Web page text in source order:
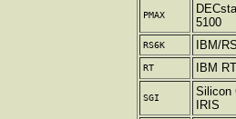
PMAX
5100
RS6K IBM/
RT IBM RT
SGI
Silicon
IRIS